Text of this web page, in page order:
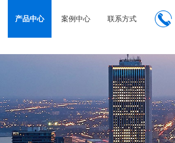
产品中心 案例中心 联系方式